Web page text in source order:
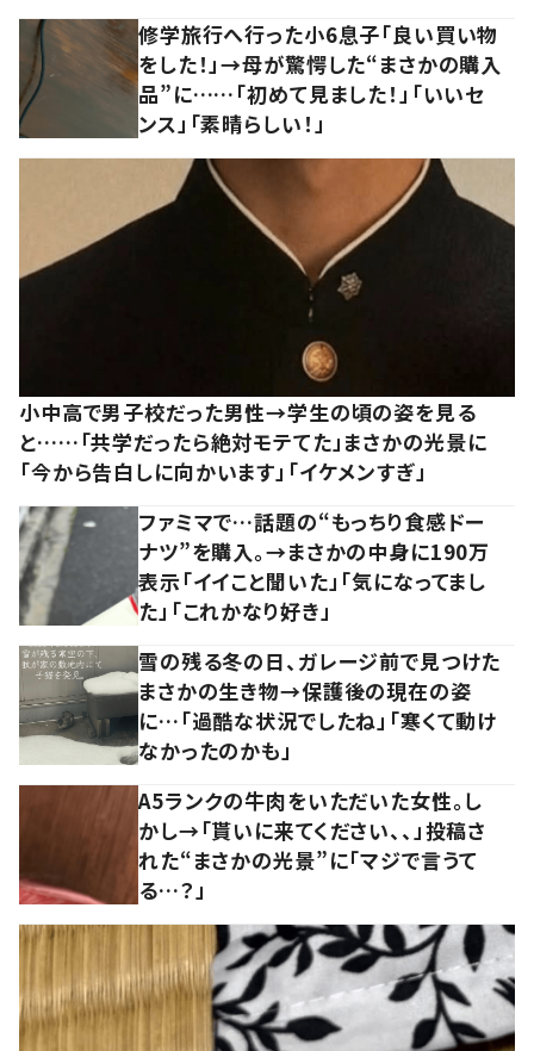
修学旅行へ行った小6息子「良い買い物
をした！」→母が驚愕した“まさかの購入
品”に……「初めて見ました！」「いいセ
ンス」「素晴らしい！」
小中高で男子校だった男性→学生の頃の姿を見る
と……「共学だったら絶対モテてた」まさかの光景に
「今から告白しに向かいます」「イケメンすぎ」
ファミマで…話題の“もっちり食感ドー
ナツ”を購入。→まさかの中身に190万
表示「イイこと聞いた」「気になってまし
た」「これかなり好き」
雪の残る冬の日、ガレージ前で見つけた
まさかの生き物→保護後の現在の姿
に…「過酷な状況でしたね」「寒くて動け
なかったのかも」
A5ランクの牛肉をいただいた女性。し
かし→「貰いに来てください、、」投稿さ
れた“まさかの光景”に「マジで言うて
る…？」